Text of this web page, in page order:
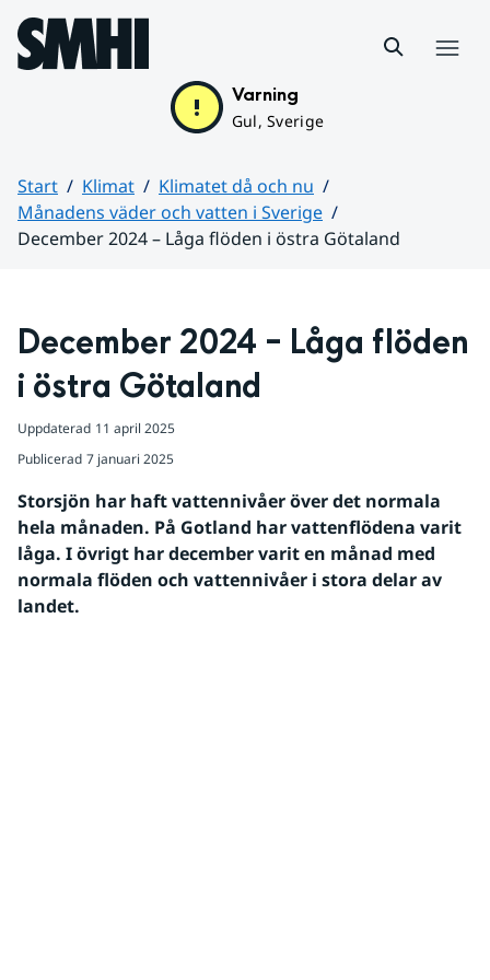
Hoppa till sidans innehåll
Varning
Gul, Sverige
Start Klimat
Klimatet då och nu
Månadens väder och vatten i Sverige
December 2024 – Låga flöden i östra Götaland
December 2024 – Låga flöden
i östra Götaland
Uppdaterad 11 april 2025
Publicerad 7 januari 2025
Storsjön har haft vattennivåer över det normala
hela månaden. På Gotland har vattenflödena varit
låga. I övrigt har december varit en månad med
normala flöden och vattennivåer i stora delar av
landet.